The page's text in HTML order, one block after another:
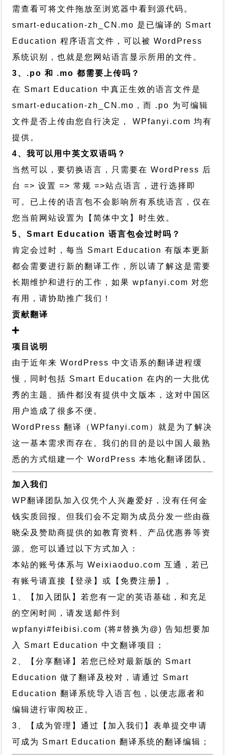
需查看可将文件拖放至浏览器中看到源代码。
smart-education-zh_CN.mo 是已编译的 Smart
Education 程序语言文件，可以被 WordPress
系统识别，也就是您网站语言显示所用的文件。
3、.po 和 .mo 都需要上传吗？
在 Smart Education 中真正生效的语言文件是
smart-education-zh_CN.mo，而 .po 为可编辑
文件是否上传由您自行决定， WPfanyi.com 均有
提供。
4、我可以用中英文双语吗？
当然可以，要切换语言，只需要在 WordPress 后
台 => 设置 => 常规 =>站点语言，进行选择即
可。已上传的语言包不会影响所有系统语言，仅在
您当前网站设置为【简体中文】时生效。
5、Smart Education 语言包会过时吗？
肯定会过时，每当 Smart Education 有版本更新
都会需要进行新的翻译工作，所以请了解这是需要
长期维护和进行的工作，如果 wpfanyi.com 对您
有用，请协助推广我们！
贡献翻译
项目说明
由于近年来 WordPress 中文语系的翻译进程缓
慢，同时包括 Smart Education 在内的一大批优
秀的主题、插件都没有提供中文版本，这对中国区
用户造成了很多不便。
WordPress 翻译（WPfanyi.com） 就是为了解决
这一基本需求而存在。我们的目的是以中国人最熟
悉的方式组建一个 WordPress 本地化翻译团队。
加入我们
WP翻译团队加入仅凭个人兴趣爱好，没有任何金
钱实质回报。但我们会不定期为成员分发一些由薇
晓朵及赞助商提供的如教育资料、产品优惠券等资
源。您可以通过以下方式加入：
本站的账号体系与Weixiaoduo.com 互通，若已
有账号请直接【登录】或【免费注册】。
1、【加入团队】若您有一定的英语基础，和充足
的空闲时间，请发送邮件到
wpfanyi#feibisi.com (将#替换为@) 告知想要加
入 Smart Education 中文翻译项目；
2、【分享翻译】若您已经对最新版的 Smart
Education 做了翻译及校对，请通过 Smart
Education 翻译系统导入语言包，以便志愿者和
编辑进行审阅校正。
3、【成为管理】通过【加入我们】表单提交申请
可成为 Smart Education 翻译系统的翻译编辑；